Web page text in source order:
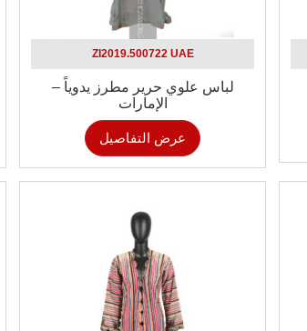
ZI2019.500722 UAE
لباس علوي حرير مطرز يدوياً –
الإمارات
عرض التفاصيل